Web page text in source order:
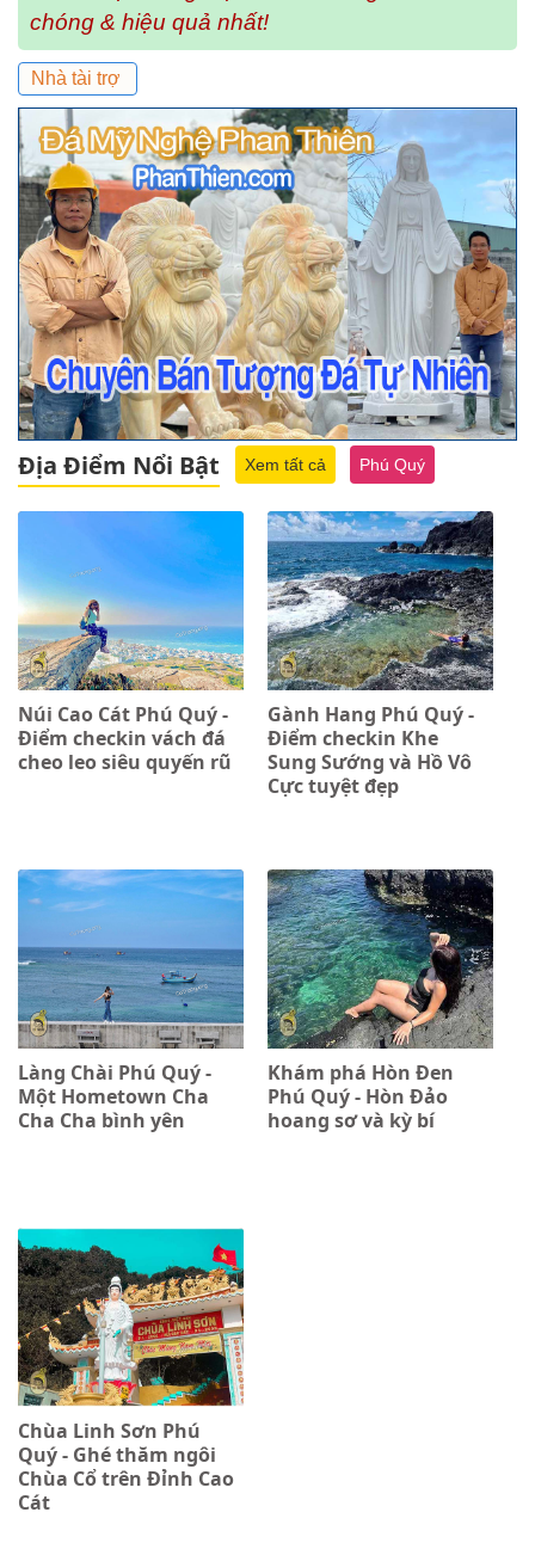
chóng & hiệu quả nhất!
Nhà tài trợ
Địa Điểm Nổi Bật Xem tất cả Phú Quý
Núi Cao Cát Phú Quý -
Điểm checkin vách đá
cheo leo siêu quyến rũ
Gành Hang Phú Quý -
Điểm checkin Khe
Sung Sướng và Hồ Vô
Cực tuyệt đẹp
Làng Chài Phú Quý -
Một Hometown Cha
Cha Cha bình yên
Khám phá Hòn Đen
Phú Quý - Hòn Đảo
hoang sơ và kỳ bí
Chùa Linh Sơn Phú
Quý - Ghé thăm ngôi
Chùa Cổ trên Đỉnh Cao
Cát